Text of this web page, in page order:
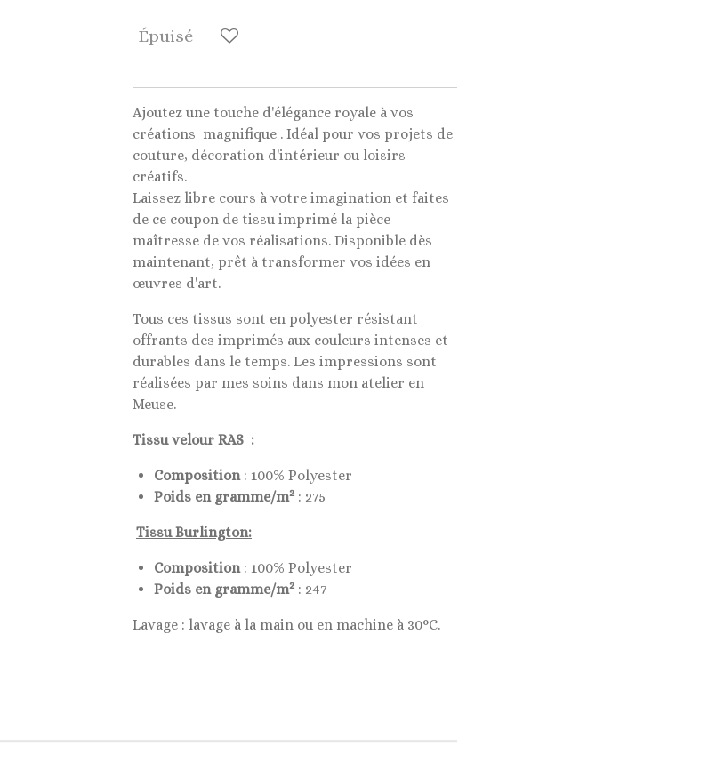
Épuisé
Ajoutez une touche d'élégance royale à vos
créations magnifique . Idéal pour vos projets de
couture, décoration d'intérieur ou loisirs
créatifs.
Laissez libre cours à votre imagination et faites
de ce coupon de tissu imprimé la pièce
maîtresse de vos réalisations. Disponible dès
maintenant, prêt à transformer vos idées en
œuvres d'art.
Tous ces tissus sont en polyester résistant
offrants des imprimés aux couleurs intenses et
durables dans le temps. Les impressions sont
réalisées par mes soins dans mon atelier en
Meuse.
Tissu velour RAS :
Composition: 100% Polyester
Poids en gramme/m2 : 275
Tissu Burlington:
Composition: 100% Polyester
Poids en gramme/m2 : 247
Lavage : lavage à la main ou en machine à 30°C.